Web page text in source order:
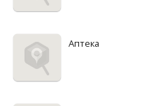
Аптека